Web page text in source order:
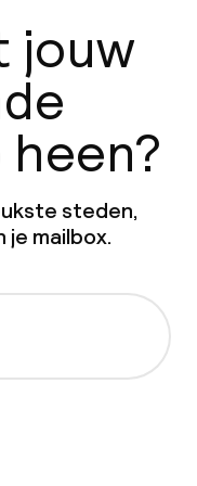
jouw
steden,
mailbox.